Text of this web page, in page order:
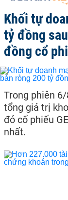
Khối tự
tỷ đồng
đồng cổ
Trong phiên
tổng giá trị
đó cổ phiếu
nhất.